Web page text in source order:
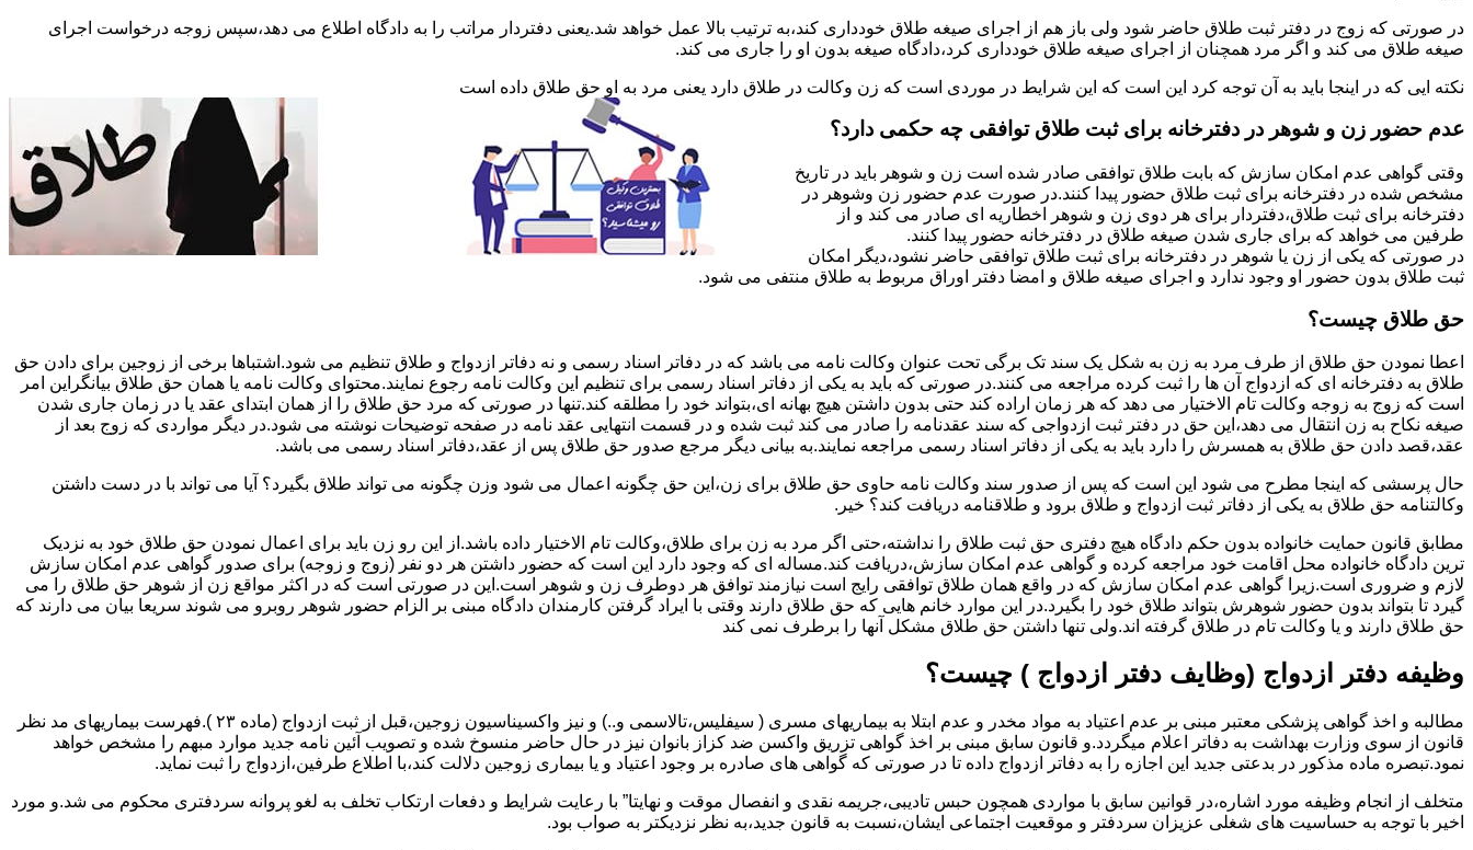
در صورتی که زوج در دفتر ثبت طلاق حاضر شود ولی باز هم از اجرای صیغه طلاق خودداری کند،به ترتیب بالا عمل خواهد شد.یعنی دفتردار مراتب را به دادگاه اطلاع می دهد،سپس زوجه درخواست اجرای
صیغه طلاق می کند و اگر مرد همچنان از اجرای صیغه طلاق خودداری کرد،دادگاه صیغه بدون او را جاری می کند.
نکته ایی که در اینجا باید به آن توجه کرد این است که این شرایط در موردی است که زن وکالت در طلاق دارد یعنی مرد به او حق طلاق داده است
عدم حضور زن و شوهر در دفترخانه برای ثبت طلاق توافقی چه حکمی دارد؟
وقتی گواهی عدم امکان سازش که بابت طلاق توافقی صادر شده است زن و شوهر باید در تاریخ
مشخص شده در دفترخانه برای ثبت طلاق حضور پیدا کنند.در صورت عدم حضور زن وشوهر در
دفترخانه برای ثبت طلاق،دفتردار برای هر دوی زن و شوهر اخطاریه ای صادر می کند و از
طرفین می خواهد که برای جاری شدن صیغه طلاق در دفترخانه حضور پیدا کنند.
در صورتی که یکی از زن یا شوهر در دفترخانه برای ثبت طلاق توافقی حاضر نشود،دیگر امکان
ثبت طلاق بدون حضور او وجود ندارد و اجرای صیغه طلاق و امضا دفتر اوراق مربوط به طلاق منتفی می شود.
حق طلاق چیست؟
اعطا نمودن حق طلاق از طرف مرد به زن به شکل یک سند تک برگی تحت عنوان وکالت نامه می باشد که در دفاتر اسناد رسمی و نه دفاتر ازدواج و طلاق تنظیم می شود.اشتباها برخی از زوجین برای دادن حق
طلاق به دفترخانه ای که ازدواج آن ها را ثبت کرده مراجعه می کنند.در صورتی که باید به یکی از دفاتر اسناد رسمی برای تنظیم این وکالت نامه رجوع نمایند.محتوای وکالت نامه یا همان حق طلاق بیانگراین امر
است که زوج به زوجه وکالت تام الاختیار می دهد که هر زمان اراده کند حتی بدون داشتن هیچ بهانه ای،بتواند خود را مطلقه کند.تنها در صورتی که مرد حق طلاق را از همان ابتدای عقد یا در زمان جاری شدن
صیغه نکاح به زن انتقال می دهد،این حق در دفتر ثبت ازدواجی که سند عقدنامه را صادر می کند ثبت شده و در قسمت انتهایی عقد نامه در صفحه توضیحات نوشته می شود.در دیگر مواردی که زوج بعد از
عقد،قصد دادن حق طلاق به همسرش را دارد باید به یکی از دفاتر اسناد رسمی مراجعه نمایند.به بیانی دیگر مرجع صدور حق طلاق پس از عقد،دفاتر اسناد رسمی می باشد.
حال پرسشی که اینجا مطرح می شود این است که پس از صدور سند وکالت نامه حاوی حق طلاق برای زن،این حق چگونه اعمال می شود وزن چگونه می تواند طلاق بگیرد؟ آیا می تواند با در دست داشتن
وکالتنامه حق طلاق به یکی از دفاتر ثبت ازدواج و طلاق برود و طلاقنامه دریافت کند؟ خیر.
مطابق قانون حمایت خانواده بدون حکم دادگاه هیچ دفتری حق ثبت طلاق را نداشته،حتی اگر مرد به زن برای طلاق،وکالت تام الاختیار داده باشد.از این رو زن باید برای اعمال نمودن حق طلاق خود به نزدیک
ترین دادگاه خانواده محل اقامت خود مراجعه کرده و گواهی عدم امکان سازش،دریافت کند.مساله ای که وجود دارد این است که حضور داشتن هر دو نفر (زوج و زوجه) برای صدور گواهی عدم امکان سازش
لازم و ضروری است.زیرا گواهی عدم امکان سازش که در واقع همان طلاق توافقی رایج است نیازمند توافق هر دوطرف زن و شوهر است.این در صورتی است که در اکثر مواقع زن از شوهر حق طلاق را می
گیرد تا بتواند بدون حضور شوهرش بتواند طلاق خود را بگیرد.در این موارد خانم هایی که حق طلاق دارند وقتی با ایراد گرفتن کارمندان دادگاه مبنی بر الزام حضور شوهر روبرو می شوند سریعا بیان می دارند که
حق طلاق دارند و یا وکالت تام در طلاق گرفته اند.ولی تنها داشتن حق طلاق مشکل آنها را برطرف نمی کند
وظیفه دفتر ازدواج (وظایف دفتر ازدواج ) چیست؟
مطالبه و اخذ گواهی پزشکی معتبر مبنی بر عدم اعتیاد به مواد مخدر و عدم ابتلا به بیماریهای مسری ( سیفلیس،تالاسمی و..) و نیز واکسیناسیون زوجین،قبل از ثبت ازدواج (ماده ۲۳ ).فهرست بیماریهای مد نظر
قانون از سوی وزارت بهداشت به دفاتر اعلام میگردد.و قانون سابق مبنی بر اخذ گواهی تزریق واکسن ضد کزاز بانوان نیز در حال حاضر منسوخ شده و تصویب آئین نامه جدید موارد مبهم را مشخص خواهد
نمود.تبصره ماده مذکور در بدعتی جدید این اجازه را به دفاتر ازدواج داده تا در صورتی که گواهی های صادره بر وجود اعتیاد و یا بیماری زوجین دلالت کند،با اطلاع طرفین،ازدواج را ثبت نماید.
متخلف از انجام وظیفه مورد اشاره،در قوانین سابق با مواردی همچون حبس تادیبی،جریمه نقدی و انفصال موقت و نهایتا” با رعایت شرایط و دفعات ارتکاب تخلف به لغو پروانه سردفتری محکوم می شد.و مورد
اخیر با توجه به حساسیت های شغلی عزیزان سردفتر و موقعیت اجتماعی ایشان،نسبت به قانون جدید،به نظر نزدیکتر به صواب بود.